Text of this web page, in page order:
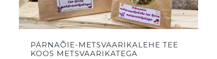
PÄRNAÕIE-METSVAARIKALEHE TEE
KOOS METSVAARIKATEGA